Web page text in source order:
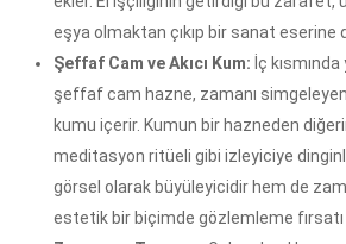
eşya olmaktan çıkıp bir sanat eserine
Şeffaf Cam ve Akıcı Kum: İç
şeffaf cam hazne, zamanı
kumu içerir. Kumun bir hazneden
meditasyon ritüeli gibi izleyiciye
görsel olarak büyüleyicidir hem de
estetik bir biçimde gözlemleme fırsatı